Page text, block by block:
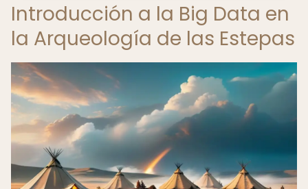
Introducción a la Big Data en
la Arqueología de las Estepas